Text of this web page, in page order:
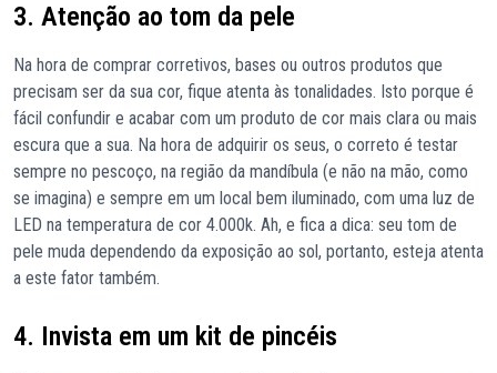
3. Atenção ao tom da pele
Na hora de comprar corretivos, bases ou outros produtos que
precisam ser da sua cor, fique atenta às tonalidades. Isto porque é
fácil confundir e acabar com um produto de cor mais clara ou mais
escura que a sua. Na hora de adquirir os seus, o correto é testar
sempre no pescoço, na região da mandíbula (e não na mão, como
se imagina) e sempre em um local bem iluminado, com uma luz de
LED na temperatura de cor 4.000k. Ah, e fica a dica: seu tom de
pele muda dependendo da exposição ao sol, portanto, esteja atenta
a este fator também.
4. Invista em um kit de pincéis